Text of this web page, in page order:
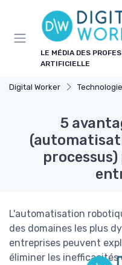
LE MÉDIA DES
ARTIFICIELLE
Digital Worker
5
L'automatisation
des domaines les plus
entreprises peuvent
éliminer les